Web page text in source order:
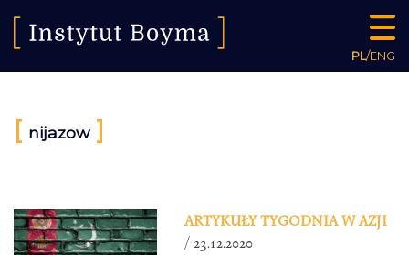
PL/ENG
[ nijazow]
ARTYKUŁY TYGODNIA W AZJI
/ 23.12.2020